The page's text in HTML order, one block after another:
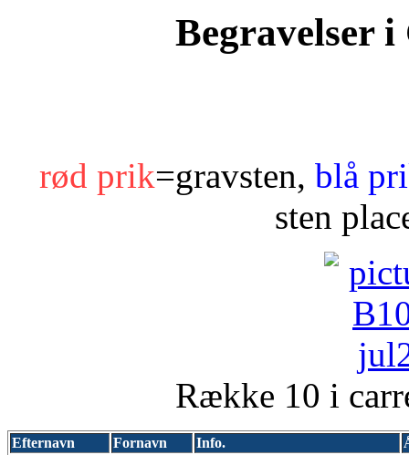
Begravelser
rød prik=gravsten, blå
sten
Række 10 i
Efternavn Fornavn Info.